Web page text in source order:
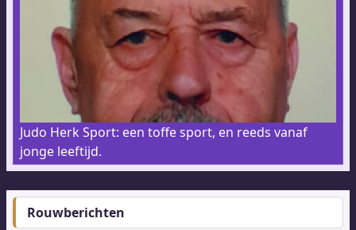
Judo Herk Sport: een toffe sport, en reeds vanaf
jonge leeftijd.
Footer-
Rouwberichten